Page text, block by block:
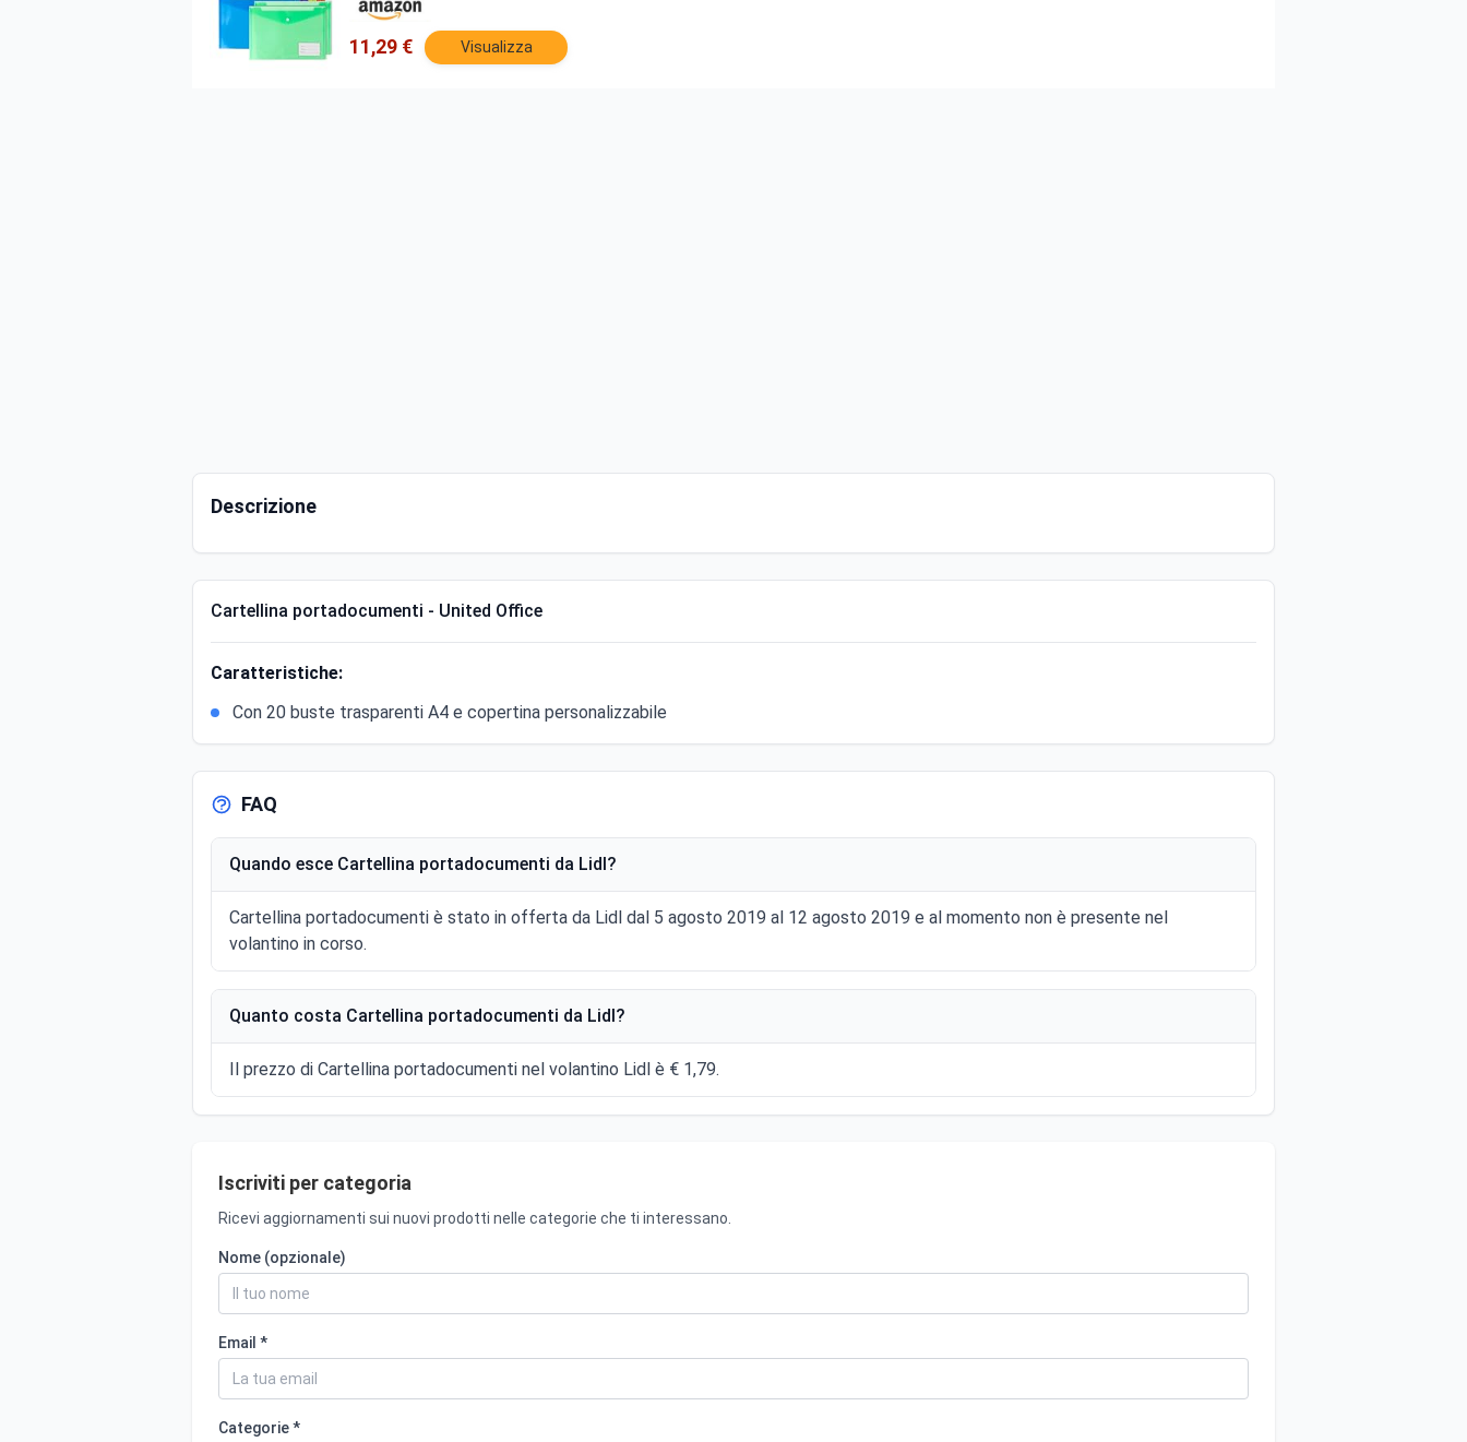
11,29 € Visualizza
Descrizione
Cartellina portadocumenti - United Office
Caratteristiche:
Con 20 buste trasparenti A4 e copertina personalizzabile
FAQ
Quando esce Cartellina portadocumenti da Lidl?
Cartellina portadocumenti è stato in offerta da Lidl dal 5 agosto 2019 al 12 agosto 2019 e al momento non è presente nel
volantino in corso.
Quanto costa Cartellina portadocumenti da Lidl?
Il prezzo di Cartellina portadocumenti nel volantino Lidl è € 1,79.
Iscriviti per categoria
Ricevi aggiornamenti sui nuovi prodotti nelle categorie che ti interessano.
Nome (opzionale)
Email *
Categorie *